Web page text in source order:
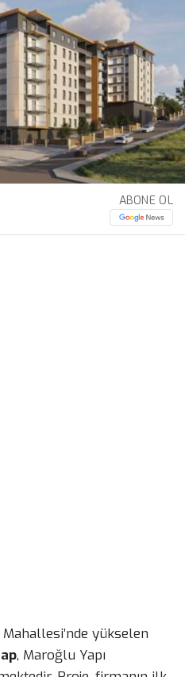
ABONE OL
Mahallesi’nde yükselen
, Maroğlu Yapı